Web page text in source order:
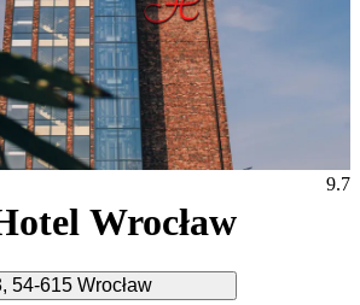
Wrocław
, 54-615 Wrocław
9.7